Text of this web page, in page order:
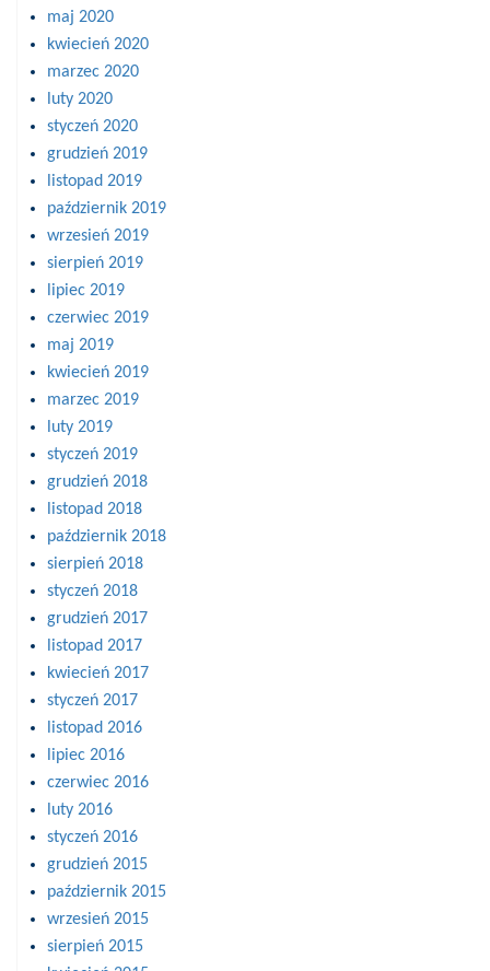
maj 2020
kwiecień 2020
marzec 2020
luty 2020
styczeń 2020
grudzień 2019
listopad 2019
październik 2019
wrzesień 2019
sierpień 2019
lipiec 2019
czerwiec 2019
maj 2019
kwiecień 2019
marzec 2019
luty 2019
styczeń 2019
grudzień 2018
listopad 2018
październik 2018
sierpień 2018
styczeń 2018
grudzień 2017
listopad 2017
kwiecień 2017
styczeń 2017
listopad 2016
lipiec 2016
czerwiec 2016
luty 2016
styczeń 2016
grudzień 2015
październik 2015
wrzesień 2015
sierpień 2015